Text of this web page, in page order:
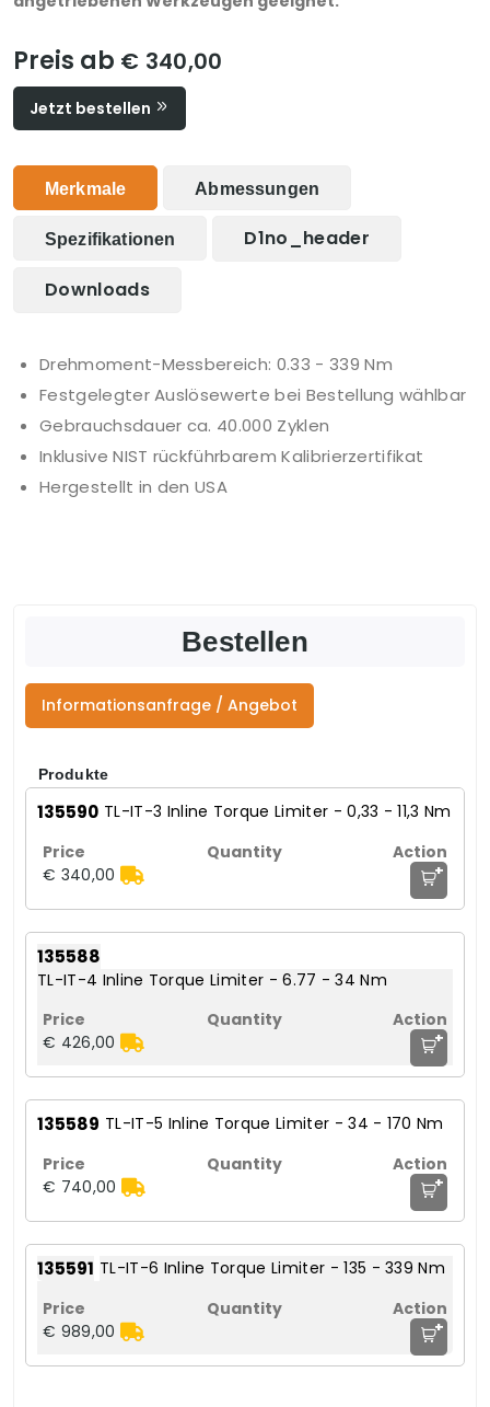
Preis ab € 340,00
Jetzt bestellen
Merkmale Abmessungen
Spezifikationen D1no_header
Downloads
Drehmoment-Messbereich: 0.33 - 339 Nm
Festgelegter Auslösewerte bei Bestellung wählbar
Gebrauchsdauer ca. 40.000 Zyklen
Inklusive NIST rückführbarem Kalibrierzertifikat
Hergestellt in den USA
Bestellen
Informationsanfrage / Angebot
Produkte
135590 TL-IT-3 Inline Torque Limiter - 0,33 - 11,3 Nm
€ 340,00 +
135588
TL-IT-4 Inline Torque Limiter - 6.77 - 34 Nm
€ 426,00 +
135589 TL-IT-5 Inline Torque Limiter - 34 - 170 Nm
€ 740,00 +
135591 TL-IT-6 Inline Torque Limiter - 135 - 339 Nm
€ 989,00 +